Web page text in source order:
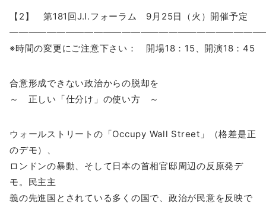
【2】 第181回J.I.フォーラム 9月25日（火）開催予定
※時間の変更にご注意下さい： 開場18：15、開演18：45
合意形成できない政治からの脱却を
～ 正しい「仕分け」の使い方 ～
ウォールストリートの「Occupy Wall Street」（格差是正
のデモ）、
ロンドンの暴動、そして日本の首相官邸周辺の反原発デ
モ。民主主
義の先進国とされている多くの国で、政治が民意を反映で